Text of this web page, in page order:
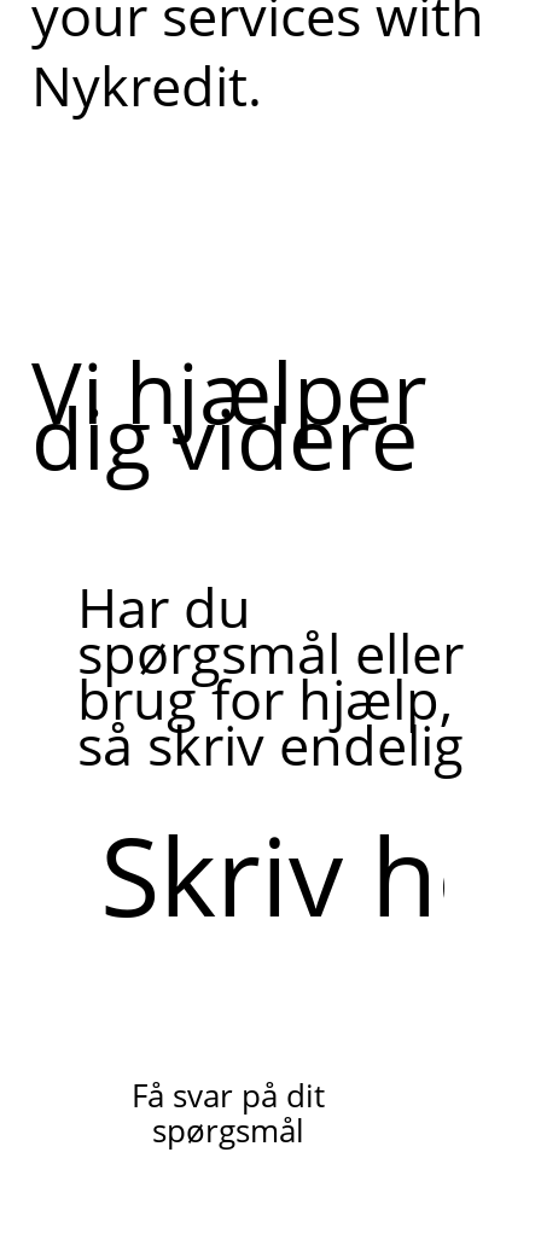
your services with
Nykredit.
Vi hjælper
dig videre
Har du
spørgsmål eller
brug for hjælp,
så skriv endelig
her
Få svar på dit
spørgsmål